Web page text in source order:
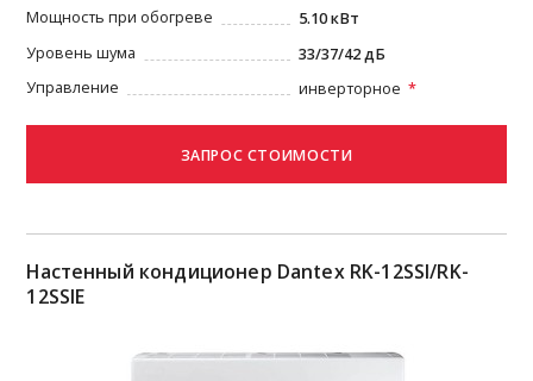
Мощность при обогреве
5.10 кВт
Уровень шума
33/37/42 дБ
Управление
инверторное
Настенный кондиционер Dantex RK-12SSI/RK-
12SSIЕ